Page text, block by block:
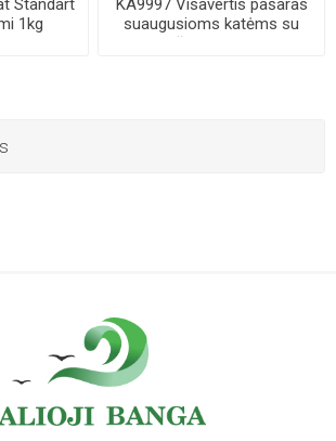
1kg
suaugusioms katėms su
vištiena 10k...